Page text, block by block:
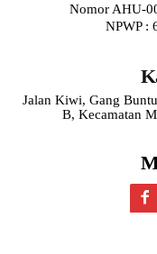
Nomor AHU-
NPWP :
Jalan Kiwi, Gang
B, Kecamatan